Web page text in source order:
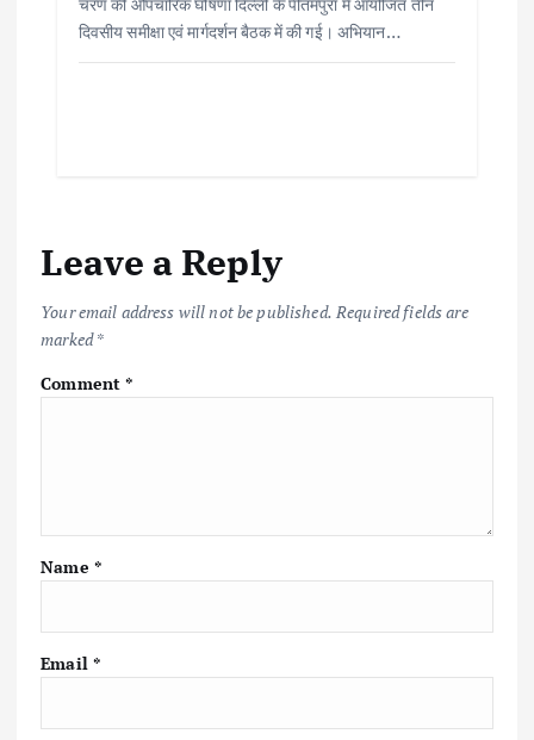
दिवसीय समीक्षा एवं मार्गदर्शन बैठक में की गई। अभियान…
Leave a Reply
Your email address will not be published. Required fields are
marked*
Comment*
Name *
Email *